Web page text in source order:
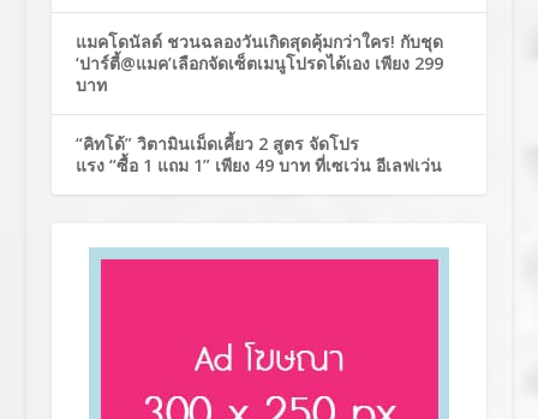
แมคโดนัลด์ ชวนฉลองวันเกิดสุดคุ้มกว่าใคร! กับชุด
‘ปาร์ตี้@แมค’เลือกจัดเซ็ตเมนูโปรดได้เอง เพียง 299
บาท
“คิทโด้” วิตามินเม็ดเคี้ยว 2 สูตร จัดโปร
แรง “ซื้อ 1 แถม 1” เพียง 49 บาท ที่เซเว่น อีเลฟเว่น